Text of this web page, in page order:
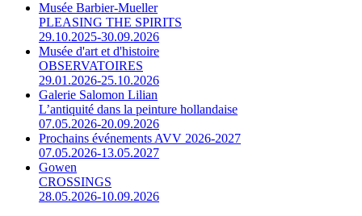
Musée Barbier-Mueller
PLEASING THE SPIRITS
29.10.2025-30.09.2026
Musée d'art et d'histoire
OBSERVATOIRES
29.01.2026-25.10.2026
Galerie Salomon Lilian
L’antiquité dans la peinture hollandaise
07.05.2026-20.09.2026
Prochains événements AVV 2026-2027
07.05.2026-13.05.2027
Gowen
CROSSINGS
28.05.2026-10.09.2026